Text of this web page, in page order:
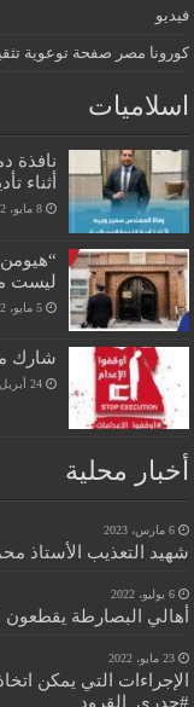
فيديو
كورونا مصر صفحة توعوية
اسلاميات
نافذة
أثناء
8 مايو، 2022
ليست
5 مايو، 2022
شارك
24 أبريل، 2022
أخبار محلية
6 مارس، 2023
شهيد التعذيب الأستاذ
6 يوليو، 2022
أهالي البصارطة يقطعون
23 مايو، 2022
الإجراءات التي يمكن
#جدري_القرود